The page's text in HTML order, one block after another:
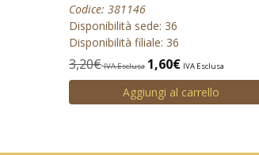
Codice: 381146
Disponibilità sede: 36
Disponibilità filiale: 36
3,20€ IVA Esclusa 1,60€ IVA Esclusa
Aggiungi al carrello